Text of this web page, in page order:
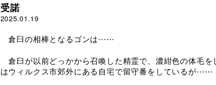
受諾
2025.01.19
倉臼の相棒となるゴンは⋯⋯
倉臼が以前どっかから召喚した精霊で、濃紺色の体毛を
はウィルクス市郊外にある自宅で留守番をしているが⋯⋯